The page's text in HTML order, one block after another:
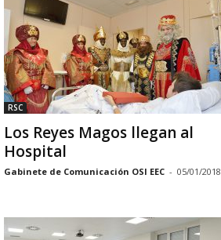
RSC
Los Reyes Magos llegan al
Hospital
Gabinete de Comunicación OSI EEC - 05/01/2018